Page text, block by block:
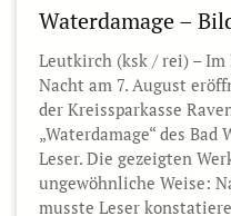
Waterdamage –
Leutkirch (ksk / rei) –
Nacht am 7. August
der Kreissparkasse
„Waterdamage“ des
Leser. Die gezeigten
ungewöhnliche Weise:
musste Leser